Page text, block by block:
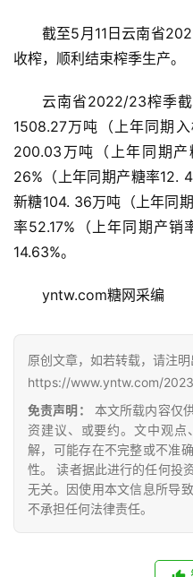
首
页
众
号
现
货
报
截至5月11日云南省
收榨，顺利结束榨季生产。
云南省2022/23榨季
1508.27万吨（上年同期
200.03万吨（上年同期
26%（上年同期产糖率12.
新糖104. 36万吨（上年同
率52.17%（上年同期产销
14.63%。
yntw.com糖网采编
原创文章，如若转载，请注明
https://www.yntw.com/
免责声明：
本文所载内容仅
资建议、或要约。文中观点
解，可能存在不完整或不准
性。 读者据此进行的任何投
无关。因使用本文信息所导
不承担任何法律责任。